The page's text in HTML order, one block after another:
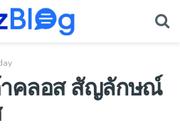
คลอส สัญลักษณ์